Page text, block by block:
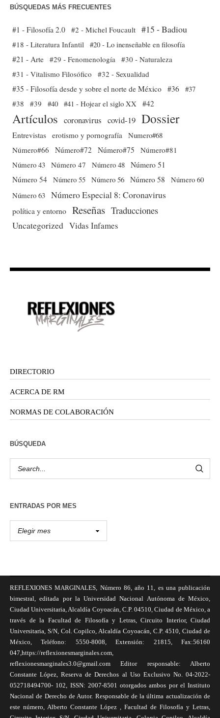
BÚSQUEDAS MÁS FRECUENTES
#1 - Filosofía 2.0 #2 - Michel Foucault #15 - Badiou
#18 - Literatura Infantil #20 - Lo inenseñable en filosofía
#21 - Arte #29 - Fenomenología
#30 - Naturaleza
#31 - Vitalismo Filosófico
#32 - Sexualidad
#35 - Filosofía desde y sobre el norte de México #36 #37
#38
#39 #40 #41 - Hojear el siglo XX #42
Artículos coronavirus covid-19 Dossier
Entrevistas erotismo y pornografía
Numero#68
Número#66
Número#72 Número#75
Número#81
Número 43 Número 47 Número 48 Número 51
Número 54 Número 55 Número 56 Número 58
Número 60
Número 63 Número Especial 8: Coronavirus
política y entorno Reseñas Traducciones
Uncategorized Vidas Infames
DIRECTORIO
ACERCA DE RM
NORMAS DE COLABORACIÓN
BÚSQUEDA
ENTRADAS POR MES
REFLEXIONES MARGINALES, Número 86, año 11, es una publicación
bimestral, editada por la Universidad Nacional Autónoma de México,
Ciudad Universitaria, Alcaldía Coyoacán, C.P. 04510, Ciudad de México, a
través de la Facultad de Filosofía y Letras, Circuito Interior, Ciudad
Universitaria, S/N, Col. Copilco, Alcaldía Coyoacán, C.P. 4510, Ciudad de
México, Teléfono: 5550-8008, Extensión: 21815, Fax:56160
047,https://reflexionesmarginales.com,
reflexionesmarginales3.0@gmail.com Editor responsable: Alberto
Constante López, Reserva de Derechos al Uso Exclusivo No. 04-2022-
052718494700- 102, ISSN: 2007-8501 otorgados ambos por el Instituto
Nacional de Derecho de Autor. Responsable de la última actualización de
este número, Alberto Constante López , Facultad de Filosofía y Letras,